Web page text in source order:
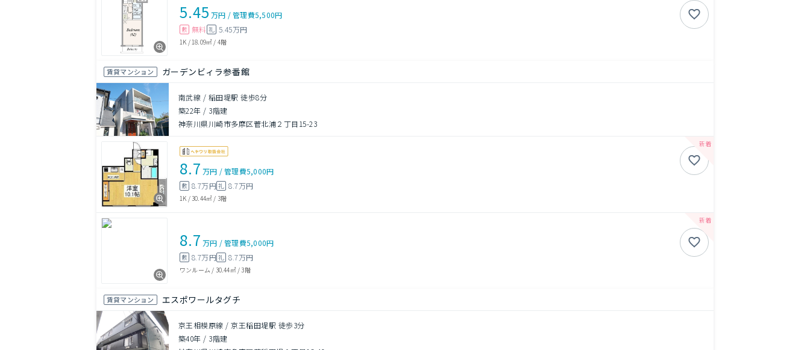
5.45 万円 /管理費5,500円
敷 無料 礼 5.45万円
1K / 18.09㎡ / 4階
賃貸マンション ガーデンビィラ参番館
南武線 / 稲田堤駅 徒歩8分
築22年 / 3階建
神奈川県川崎市多摩区菅北浦２丁目15-23
8.7 万円 /管理費5,000円
敷 8.7万円礼 8.7万円
1K /30.44㎡ / 3階
8.7 万円 /管理費5,000円
敷 8.7万円礼 8.7万円
ワンルーム / 30.44㎡/3階
賃貸マンション エスポワールタグチ
京王相模原線 / 京王稲田堤駅 徒歩3分
築40年 / 3階建